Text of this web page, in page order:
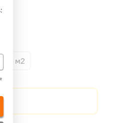
70 м2